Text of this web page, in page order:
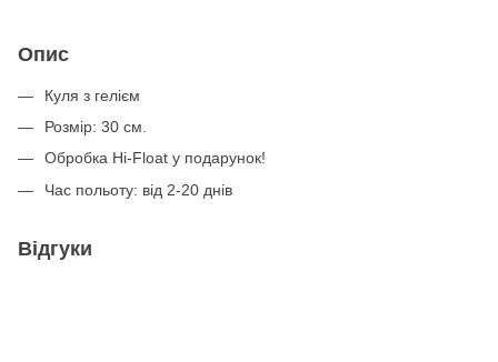
Опис
Куля з гелієм
Розмір: 30 см.
Обробка Hi-Float у подарунок!
Час польоту: від 2-20 днів
Відгуки